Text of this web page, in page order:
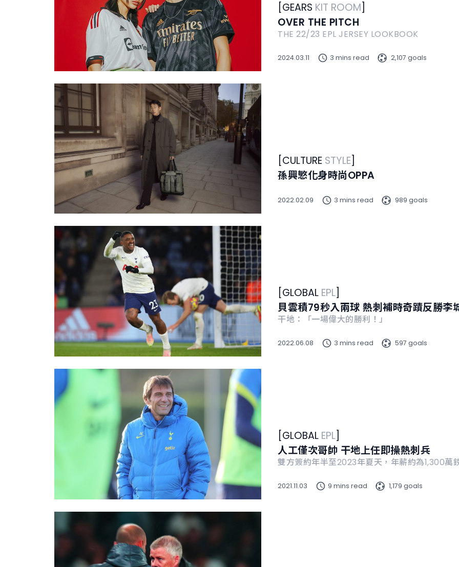
GEARS KIT ROOM
OVER THE PITCH
THE 22/23 EPL JERSEY LOOKBOOK
2024.03.11 3 mins read 2,107 goals
CULTURE STYLE
孫興慜化身時尚OPPA
2022.02.09 3 mins read 989 goals
GLOBAL EPL
貝雲積79秒入兩球 熱刺補時奇蹟反勝李
干地：「一場偉大的勝利！」
2022.06.08 3 mins read 597 goals
GLOBAL EPL
人工僅次哥帥 干地上任即操熱刺兵
雙方簽約年半至2023年夏天，年薪約為1,300萬
2021.11.03 9 mins read 1,179 goals